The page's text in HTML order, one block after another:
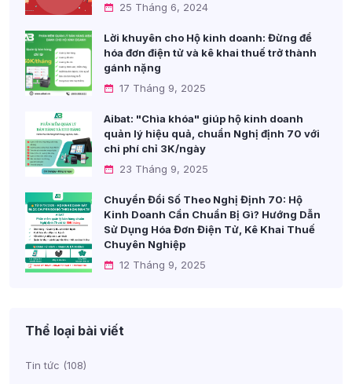
25 Tháng 6, 2024
Lời khuyên cho Hộ kinh doanh: Đừng để
hóa đơn điện tử và kê khai thuế trở thành
gánh nặng
17 Tháng 9, 2025
Aibat: "Chìa khóa" giúp hộ kinh doanh
quản lý hiệu quả, chuẩn Nghị định 70 với
chi phí chỉ 3K/ngày
23 Tháng 9, 2025
Chuyển Đổi Số Theo Nghị Định 70: Hộ
Kinh Doanh Cần Chuẩn Bị Gì? Hướng Dẫn
Sử Dụng Hóa Đơn Điện Tử, Kê Khai Thuế
Chuyên Nghiệp
12 Tháng 9, 2025
Thể loại bài viết
Tin tức (108)